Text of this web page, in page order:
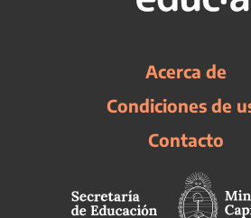
Acerca de
Condiciones de
Contacto